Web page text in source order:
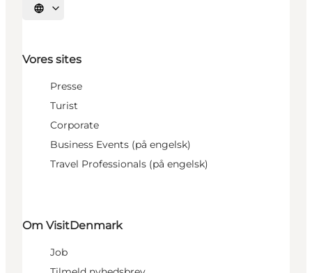
Vælg sprog
Vores sites
Presse
Turist
Corporate
Business Events (på engelsk)
Travel Professionals (på engelsk)
Om VisitDenmark
Job